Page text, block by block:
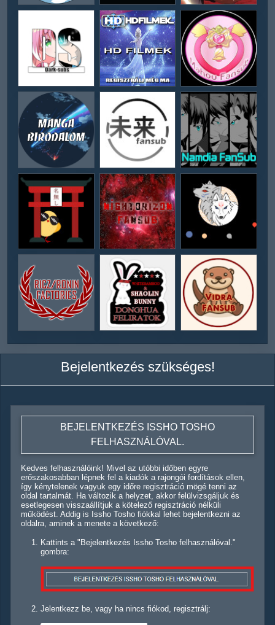
Bejelentkezés szükséges!
BEJELENTKEZÉS ISSHO TOSHO
FELHASZNÁLÓVAL.
Kedves felhasználóink! Mivel az utóbbi időben egyre
erőszakosabban lépnek fel a kiadók a rajongói fordítások ellen,
így kénytelenek vagyuk egy időre regisztráció mögé tenni az
oldal tartalmát. Ha változik a helyzet, akkor felülvizsgáljuk és
esetlegesen visszaállítjuk a kötelező regisztráció nélküli
működést. Addig is Issho Tosho fiókkal lehet bejelentkezni az
oldalra, aminek a menete a következő:
Kattints a "Bejelentkezés Issho Tosho felhasználóval."
gombra:
Jelentkezz be, vagy ha nincs fiókod, regisztrálj: